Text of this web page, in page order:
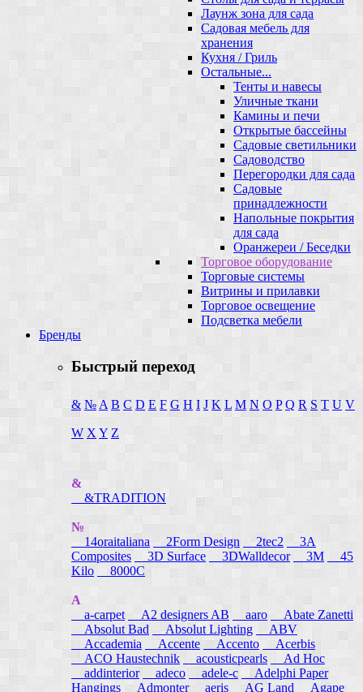
Лаунж зона для сада
Садовая мебель для
хранения
Кухня / Гриль
Остальные...
Тенты и навесы
Уличные ткани
Камины и печи
Открытые бассейны
Садовые светильники
Садоводство
Перегородки для сада
Садовые
принадлежности
Напольные покрытия
для сада
Оранжереи / Беседки
Торговое оборудование
Торговые системы
Витрины и прилавки
Торговое освещение
Подсветка мебели
Бренды
Быстрый переход
& № A B C D E F G H I J K L M N O P Q R S T U V
W X Y Z
&
&TRADITION
№
14oraitaliana
2Form Design 2tec2
3A
Composites
3D Surface 3DWalldecor 3M
45
Kilo
8000C
A
a-carpet
A2 designers AB aaro
Abate Zanetti
Absolut Bad
Absolut Lighting
ABV
Accademia
Accente Accento
Acerbis
ACO Haustechnik
acousticpearls
Ad Hoc
addinterior
adeco adele-c
Adelphi Paper
Hangings Admonter aeris AG Land Agape